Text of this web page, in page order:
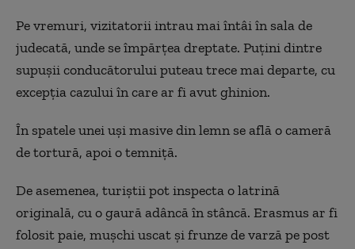
Pe vremuri, vizitatorii intrau mai întâi în sala de
judecată, unde se împărțea dreptate. Puțini dintre
supușii conducătorului puteau trece mai departe, cu
excepția cazului în care ar fi avut ghinion.
În spatele unei uși masive din lemn se află o cameră
de tortură, apoi o temniță.
De asemenea, turiștii pot inspecta o latrină
originală, cu o gaură adâncă în stâncă. Erasmus ar fi
folosit paie, mușchi uscat și frunze de varză pe post